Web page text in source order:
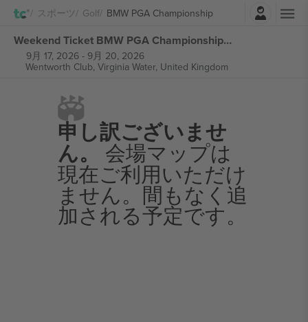
スポーツ Golf BMW PGA Championship
ログイン
Weekend Ticket BMW PGA Championship チケット
9月 17, 2026- 9月 20, 2026
Wentworth Club, Virginia Water, United Kingdom
申し訳ございませ
ん。 会場マップは
現在ご利用いただけ
ません。間もなく追
加される予定です。